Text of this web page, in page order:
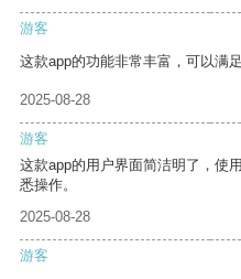
游客
这款app的功能非常丰富，可以满
2025-08-28
游客
这款app的用户界面简洁明了，使
悉操作。
2025-08-28
游客